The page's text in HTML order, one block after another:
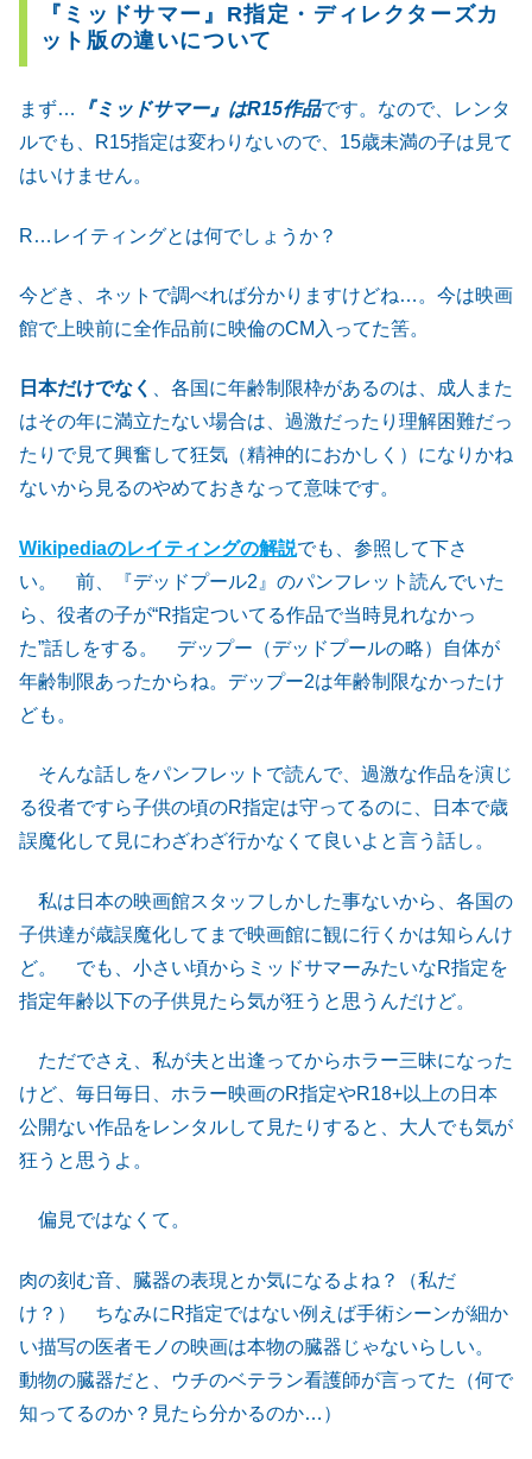
『ミッドサマー』R指定・ディレクターズカ
ット版の違いについて
まず… 『ミッドサマー』はR15作品です。なので、レンタ
ルでも、R15指定は変わりないので、15歳未満の子は見て
はいけません。
R…レイティングとは何でしょうか？
今どき、ネットで調べれば分かりますけどね…。今は映画
館で上映前に全作品前に映倫のCM入ってた筈。
日本だけでなく 、各国に年齢制限枠があるのは、成人また
はその年に満立たない場合は、過激だったり理解困難だっ
たりで見て興奮して狂気（精神的におかしく）になりかね
ないから見るのやめておきなって意味です。
Wikipediaのレイティングの解説でも、参照して下さ
い。 前、『デッドプール2』のパンフレット読んでいた
ら、役者の子が“R指定ついてる作品で当時見れなかっ
た”話しをする。 デップー（デッドプールの略）自体が
年齢制限あったからね。デップー2は年齢制限なかったけ
ども。
そんな話しをパンフレットで読んで、過激な作品を演じ
る役者ですら子供の頃のR指定は守ってるのに、日本で歳
誤魔化して見にわざわざ行かなくて良いよと言う話し。
私は日本の映画館スタッフしかした事ないから、各国の
子供達が歳誤魔化してまで映画館に観に行くかは知らんけ
ど。 でも、小さい頃からミッドサマーみたいなR指定を
指定年齢以下の子供見たら気が狂うと思うんだけど。
ただでさえ、私が夫と出逢ってからホラー三昧になった
けど、毎日毎日、ホラー映画のR指定やR18+以上の日本
公開ない作品をレンタルして見たりすると、大人でも気が
狂うと思うよ。
偏見ではなくて。
肉の刻む音、臓器の表現とか気になるよね？（私だ
け？） ちなみにR指定ではない例えば手術シーンが細か
い描写の医者モノの映画は本物の臓器じゃないらしい。
動物の臓器だと、ウチのベテラン看護師が言ってた（何で
知ってるのか？見たら分かるのか…）